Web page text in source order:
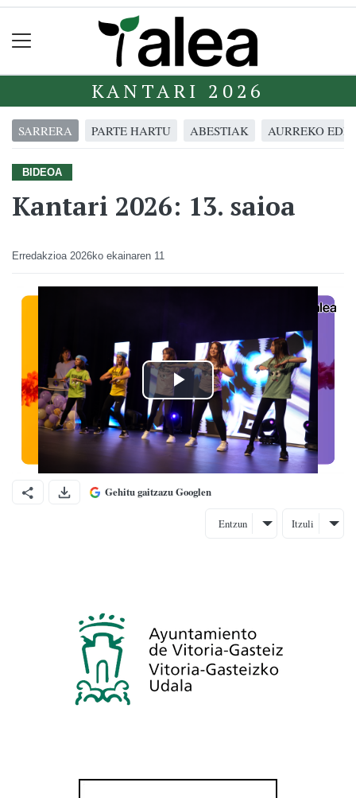
KANTARI 2026
SARRERA PARTE HARTU ABESTIAK AURREKO
BIDEOA
Kantari 2026: 13. saioa
Erredakzioa 2026ko ekainaren 11
Gehitu gaitzazu Googlen
Entzun Itzuli